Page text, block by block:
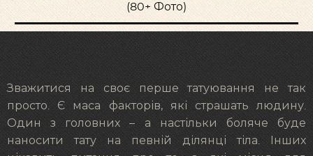
(80+ Фото)
Зважитися на своє перше татуювання не так
просто. Є маса факторів, які страшать людину.
Один з головних – а настільки боляче буде
наносити тату на певній ділянці тіла. Інших